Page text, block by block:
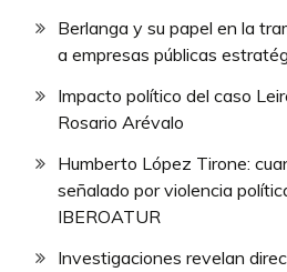
Berlanga y su papel en la
a empresas públicas
Impacto político del caso
Rosario Arévalo
Humberto López Tirone:
señalado por violencia
IBEROATUR
Investigaciones revelan